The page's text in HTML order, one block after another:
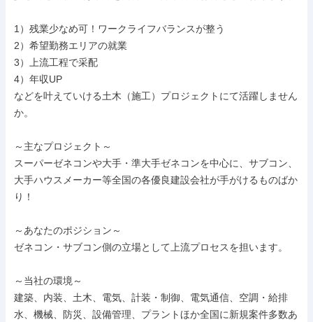
1）残業少なめ可！ワークライフバランスが整う
2）希望勤務エリアの就業
3）上流工程で采配
4）年収UP
などを叶えていける土木（施工）プロジェクトにて活躍しません
か。
～主なプロジェクト～
スーパーゼネコンや大手・準大手ゼネコンを中心に、サブコン、
大手ハウスメーカー等全国の各優良建設会社が手がけるものばか
り！
～あなたのポジション～
ゼネコン・サブコン側の立場として上流プロセスを担います。
～当社の環境～
建築、内装、土木、電気、計装・制御、電気通信、空調・給排
水、機械、防災、設備管理、プラントほか全国に新規案件多数あ